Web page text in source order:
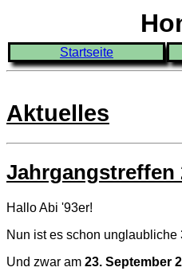
Startseite
Aktuelles
Jahrgangstreffen
Hallo Abi '93er!
Nun ist es schon
Und zwar am 23. September